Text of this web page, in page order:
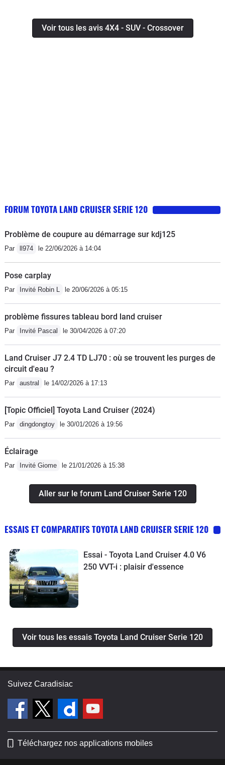
Voir tous les avis 4X4 - SUV - Crossover
FORUM TOYOTA LAND CRUISER SERIE 120
Problème de coupure au démarrage sur kdj125
Par ll974 le 22/06/2026 à 14:04
Pose carplay
Par Invité Robin L le 20/06/2026 à 05:15
problème fissures tableau bord land cruiser
Par Invité Pascal le 30/04/2026 à 07:20
Land Cruiser J7 2.4 TD LJ70 : où se trouvent les purges de
circuit d'eau ?
Par austral le 14/02/2026 à 17:13
[Topic Officiel] Toyota Land Cruiser (2024)
Par dingdongtoy le 30/01/2026 à 19:56
Éclairage
Par Invité Giome le 21/01/2026 à 15:38
Aller sur le forum Land Cruiser Serie 120
ESSAIS ET COMPARATIFS TOYOTA LAND CRUISER SERIE 120
Essai - Toyota Land Cruiser 4.0 V6
250 VVT-i : plaisir d'essence
Voir tous les essais Toyota Land Cruiser Serie 120
Suivez Caradisiac
Téléchargez nos applications mobiles